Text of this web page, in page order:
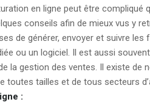
en ligne peut être compliqué
conseils afin de mieux vus y
de générer, envoyer et suivre
ou un logiciel. Il est aussi
la gestion des ventes. Il existe de
toutes tailles et de tous secteurs
: